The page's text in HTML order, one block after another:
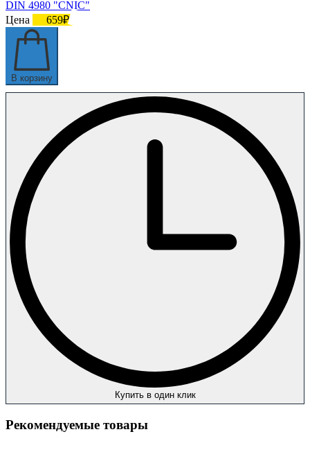
DIN 4980 "CNIC"
Цена
659₽
В корзину
Купить в один клик
Рекомендуемые товары